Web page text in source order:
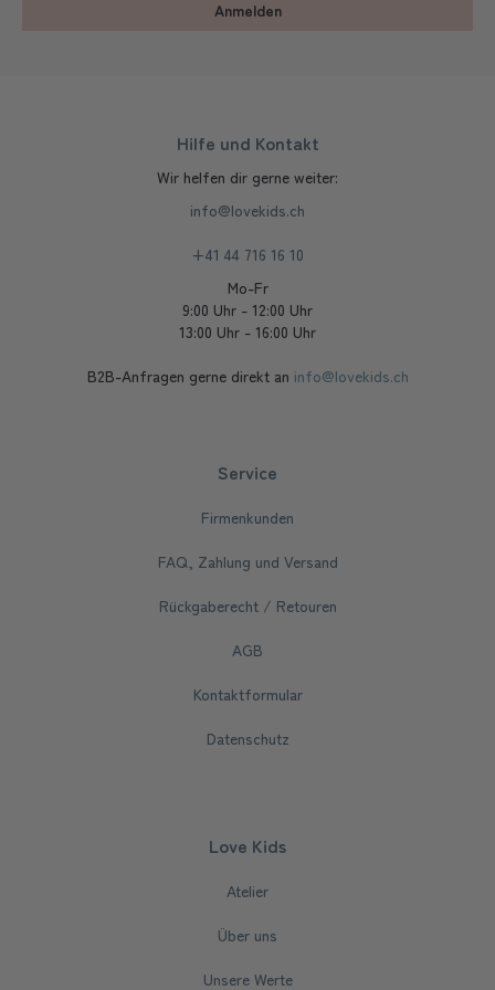
Anmelden
Hilfe und Kontakt
Wir helfen dir gerne weiter:
info@lovekids.ch
+41 44 716 16 10
Mo-Fr
9:00 Uhr - 12:00 Uhr
13:00 Uhr - 16:00 Uhr
B2B-Anfragen gerne direkt an info@lovekids.ch
Service
Firmenkunden
FAQ, Zahlung und Versand
Rückgaberecht / Retouren
AGB
Kontaktformular
Datenschutz
Love Kids
Atelier
Über uns
Unsere Werte